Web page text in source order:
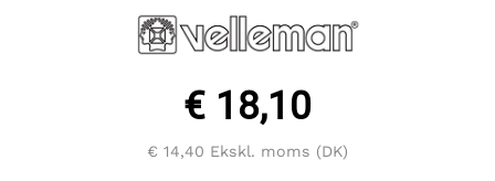
€ 18,10
€ 14,40 Ekskl. moms (DK)